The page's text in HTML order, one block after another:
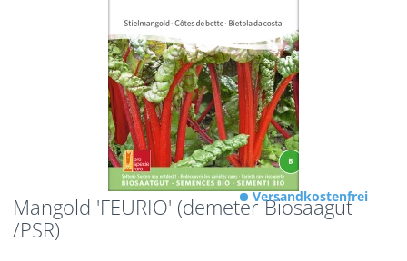
Mangold 'FEURIO' (demeter Biosaagut
/PSR)
Versandkostenfrei